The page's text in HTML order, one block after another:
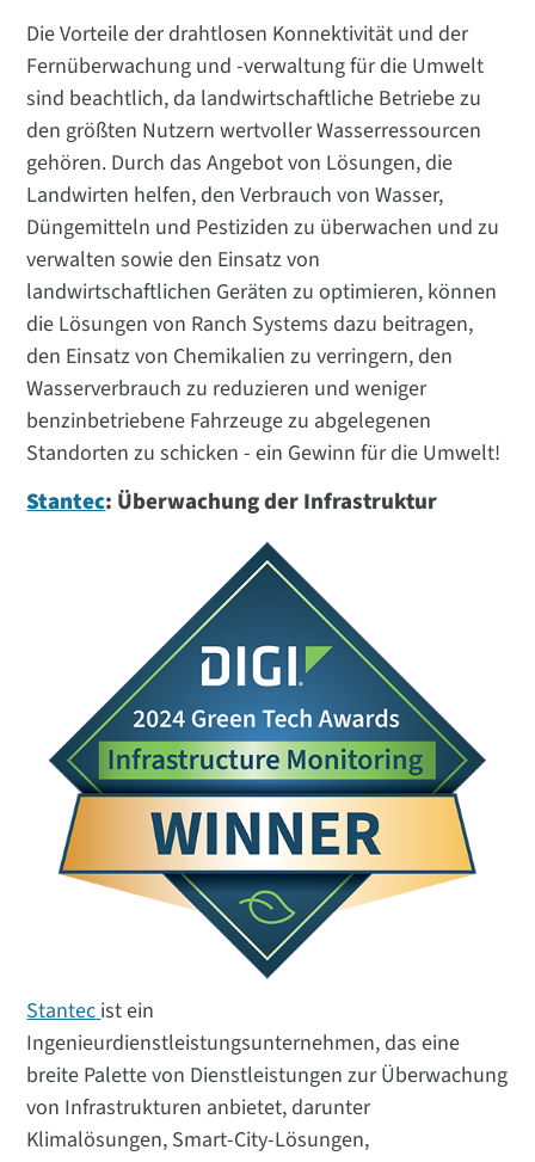
Die Vorteile der drahtlosen Konnektivität und der
Fernüberwachung und -verwaltung für die Umwelt
sind beachtlich, da landwirtschaftliche Betriebe zu
den größten Nutzern wertvoller Wasserressourcen
gehören. Durch das Angebot von Lösungen, die
Landwirten helfen, den Verbrauch von Wasser,
Düngemitteln und Pestiziden zu überwachen und zu
verwalten sowie den Einsatz von
landwirtschaftlichen Geräten zu optimieren, können
die Lösungen von Ranch Systems dazu beitragen,
den Einsatz von Chemikalien zu verringern, den
Wasserverbrauch zu reduzieren und weniger
benzinbetriebene Fahrzeuge zu abgelegenen
Standorten zu schicken - ein Gewinn für die Umwelt!
Stantec: Überwachung der Infrastruktur
Stantecist ein
Ingenieurdienstleistungsunternehmen, das eine
breite Palette von Dienstleistungen zur Überwachung
von Infrastrukturen anbietet, darunter
Klimalösungen, Smart-City-Lösungen,